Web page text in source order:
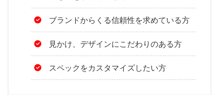
ブランドからくる信頼性を求めている方
見かけ、デザインにこだわりのある方
スペックをカスタマイズしたい方